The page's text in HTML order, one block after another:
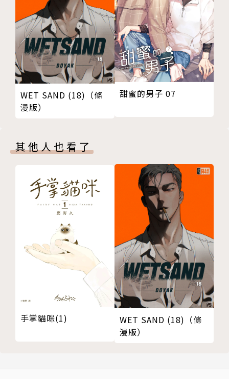
王冠》等。
相關著作：《時光當舖漫畫版(2)》《時光當舖漫畫版
(01)》《星星的王冠(全)》
WET SAND (18)（條
漫版）
甜蜜的男子 07
其他人也看了
手掌貓咪(1)
WET SAND (18)（條
漫版）